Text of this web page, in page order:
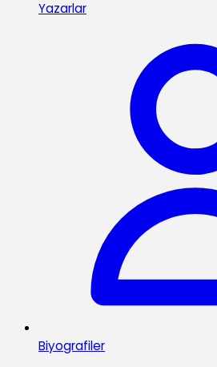
Yazarlar
Biyografiler